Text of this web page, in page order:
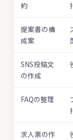
約
提案書の構
成案
SNS投稿文
の作成
FAQの整理
求人票の作